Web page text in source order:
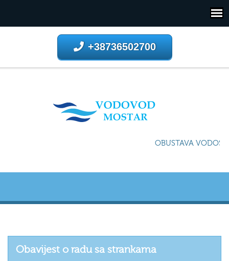
+38736502700
OBUSTAVA
Obavijest o radu sa strankama